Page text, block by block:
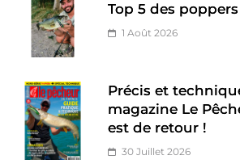
Top 5 des poppers
1 Août 2026
Précis et
magazine Le
est de retour !
30 Juillet 2026